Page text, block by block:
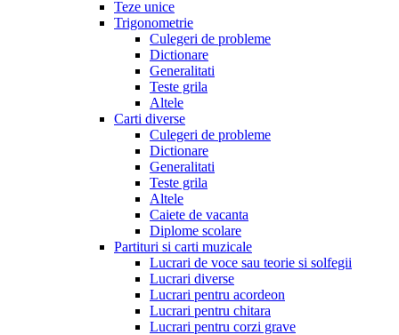
Teze unice
Trigonometrie
Culegeri de probleme
Dictionare
Generalitati
Teste grila
Altele
Carti diverse
Culegeri de probleme
Dictionare
Generalitati
Teste grila
Altele
Caiete de vacanta
Diplome scolare
Partituri si carti muzicale
Lucrari de voce sau teorie si solfegii
Lucrari diverse
Lucrari pentru acordeon
Lucrari pentru chitara
Lucrari pentru corzi grave